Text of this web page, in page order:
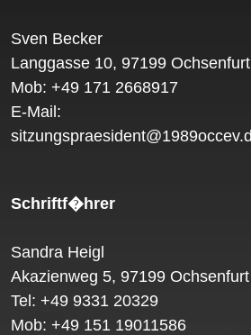
Sven Becker
Langgasse 10, 97199 Ochsenfurt
Mob: +49 171 2668917
E-Mail:
Schriftf�hrer
Sandra Heigl
Akazienweg 5, 97199 Ochsenfurt
Tel: +49 9331 20329
Mob: +49 151 19011586